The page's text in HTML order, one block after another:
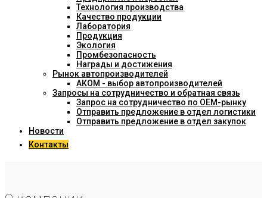
Технология производства
Качество продукции
Лаборатория
Продукция
Экология
Промбезопасность
Награды и достижения
Рынок автопроизводителей
АКОМ - выбор автопроизводителей
Запросы на сотрудничество и обратная связь
Запрос на сотрудничество по OEM-рынку
Отправить предложение в отдел логистики
Отправить предложение в отдел закупок
Новости
Контакты